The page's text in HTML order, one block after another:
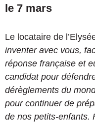
le 7 mars
Le locataire de
inventer avec vous,
réponse française et
candidat pour
dérèglements du
pour continuer de
de nos petits-enfants.